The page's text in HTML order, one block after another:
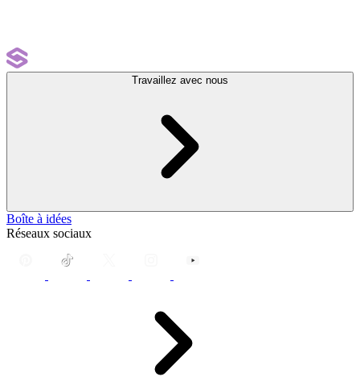
Travaillez avec nous
Boîte à idées
Réseaux sociaux